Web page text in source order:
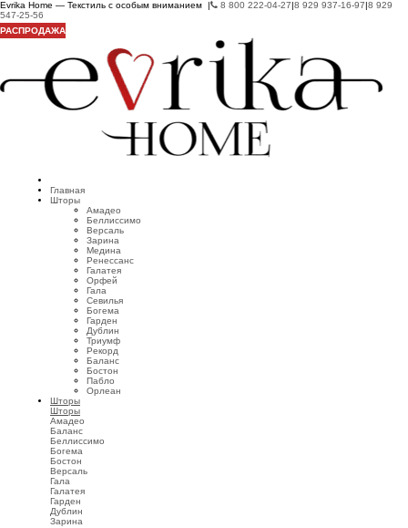
Evrika Home — Текстиль с особым вниманием | 8 800 222-04-27|8 929 937-16-97|8 929
547-25-56
Главная
Шторы
Амадео
Беллиссимо
Версаль
Зарина
Медина
Ренессанс
Галатея
Орфей
Гала
Севилья
Богема
Гарден
Дублин
Триумф
Рекорд
Баланс
Бостон
Пабло
Орлеан
Шторы
Шторы
Амадео
Баланс
Беллиссимо
Богема
Бостон
Версаль
Гала
Галатея
Гарден
Дублин
Зарина
РАСПРОДАЖА